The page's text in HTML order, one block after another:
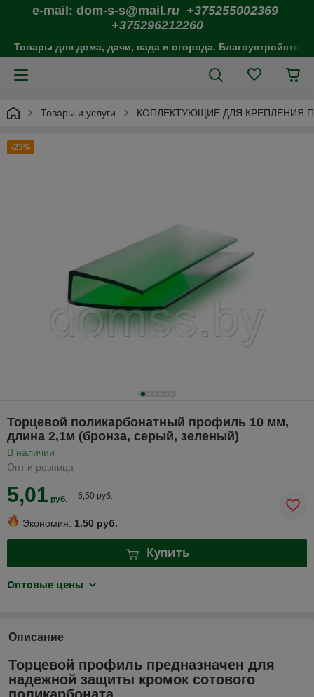
e-mail: dom-s-s@mail .ru +375255002369
+375296212260
Товары для дома, дачи, сада и огорода. Благоустройство
Товары и услуги КОПЛЕКТУЮЩИЕ ДЛЯ КРЕПЛЕНИЯ
-23%
Торцевой поликарбонатный профиль 10 мм,
длина 2,1м (бронза, серый, зеленый)
В наличии
Опт и розница
5,01 руб. 6,50 руб.
Экономия: 1.50 руб.
Купить
Оптовые цены
Описание
Торцевой профиль предназначен для
надежной защиты кромок сотового